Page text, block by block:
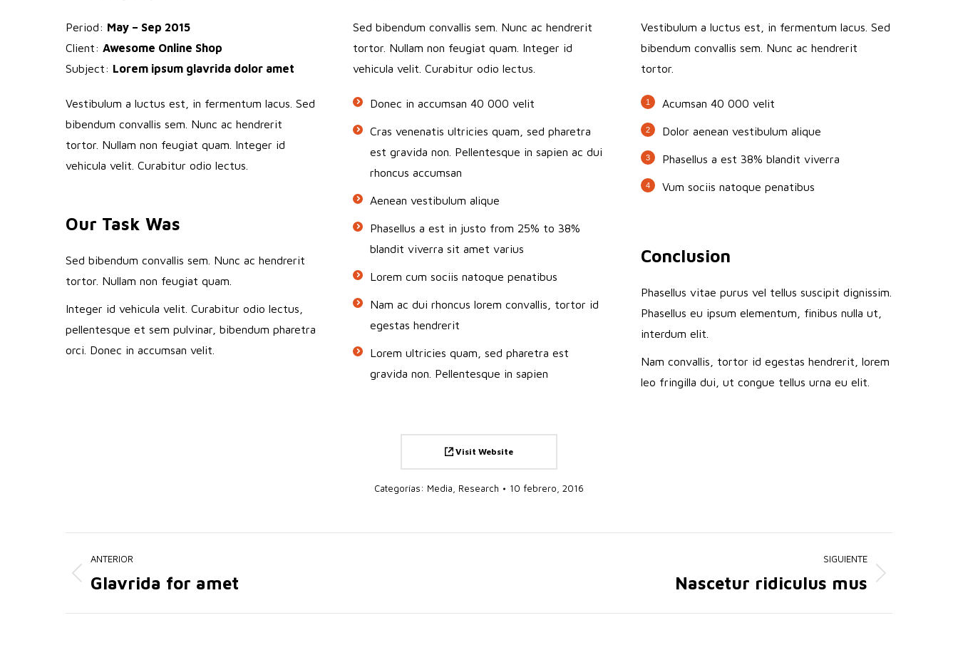
Period: May – Sep 2015
Client: Awesome Online Shop
Subject: Lorem ipsum glavrida dolor amet
Vestibulum a luctus est, in fermentum lacus. Sed
bibendum convallis sem. Nunc ac hendrerit
tortor. Nullam non feugiat quam. Integer id
vehicula velit. Curabitur odio lectus.
Our Task Was
Sed bibendum convallis sem. Nunc ac hendrerit
tortor. Nullam non feugiat quam.
Integer id vehicula velit. Curabitur odio lectus,
pellentesque et sem pulvinar, bibendum pharetra
orci. Donec in accumsan velit.
Sed bibendum convallis sem. Nunc ac hendrerit
tortor. Nullam non feugiat quam. Integer id
vehicula velit. Curabitur odio lectus.
Donec in accumsan 40 000 velit
Cras venenatis ultricies quam, sed pharetra
est gravida non. Pellentesque in sapien ac dui
rhoncus accumsan
Aenean vestibulum alique
Phasellus a est in justo from 25% to 38%
blandit viverra sit amet varius
Lorem cum sociis natoque penatibus
Nam ac dui rhoncus lorem convallis, tortor id
egestas hendrerit
Lorem ultricies quam, sed pharetra est
gravida non. Pellentesque in sapien
Vestibulum a luctus est, in fermentum lacus. Sed
bibendum convallis sem. Nunc ac hendrerit
tortor.
Acumsan 40 000 velit
Dolor aenean vestibulum alique
Phasellus a est 38% blandit viverra
Vum sociis natoque penatibus
Conclusion
Phasellus vitae purus vel tellus suscipit dignissim.
Phasellus eu ipsum elementum, finibus nulla ut,
interdum elit.
Nam convallis, tortor id egestas hendrerit, lorem
leo fringilla dui, ut congue tellus urna eu elit.
Visit Website
Categorías: Media Research 10 febrero, 2016
Navegación
entre
ANTERIOR
Proyecto
Glavrida for amet
SIGUIENTE
Nascetur ridiculus mus